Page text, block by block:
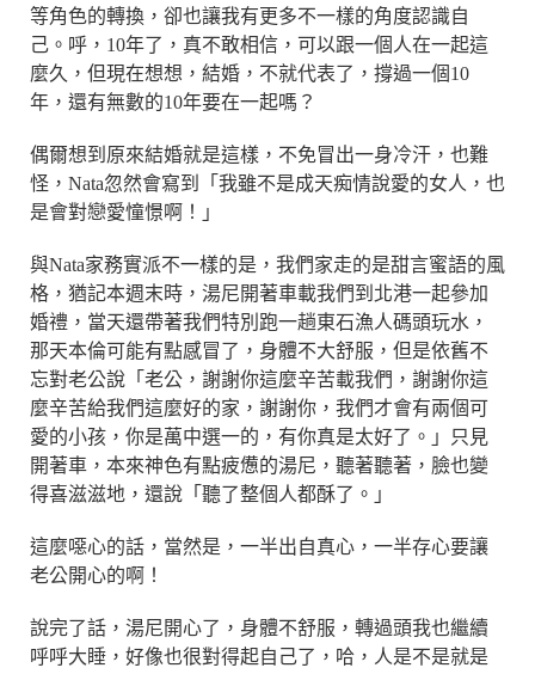
等角色的轉換，卻也讓我有更多不一樣的角度認識自
己。呼，10年了，真不敢相信，可以跟一個人在一起這
麼久，但現在想想，結婚，不就代表了，撐過一個10
年，還有無數的10年要在一起嗎？
偶爾想到原來結婚就是這樣，不免冒出一身冷汗，也難
怪，Nata忽然會寫到「我雖不是成天痴情說愛的女人，也
是會對戀愛憧憬啊！」
與Nata家務實派不一樣的是，我們家走的是甜言蜜語的風
格，猶記本週末時，湯尼開著車載我們到北港一起參加
婚禮，當天還帶著我們特別跑一趟東石漁人碼頭玩水，
那天本倫可能有點感冒了，身體不大舒服，但是依舊不
忘對老公說「老公，謝謝你這麼辛苦載我們，謝謝你這
麼辛苦給我們這麼好的家，謝謝你，我們才會有兩個可
愛的小孩，你是萬中選一的，有你真是太好了。」只見
開著車，本來神色有點疲憊的湯尼，聽著聽著，臉也變
得喜滋滋地，還說「聽了整個人都酥了。」
這麼噁心的話，當然是，一半出自真心，一半存心要讓
老公開心的啊！
說完了話，湯尼開心了，身體不舒服，轉過頭我也繼續
呼呼大睡，好像也很對得起自己了，哈，人是不是就是